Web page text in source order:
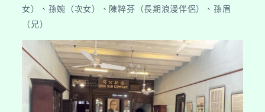
女）、孫婉（次女）、陳粹芬（長期浪漫伴侶）、孫眉
（兄）